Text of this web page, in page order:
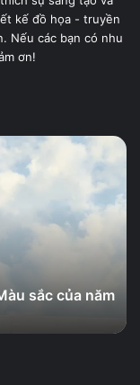
kế đồ họa - truyền
Nếu các bạn có nhu
ơn!
sắc của năm